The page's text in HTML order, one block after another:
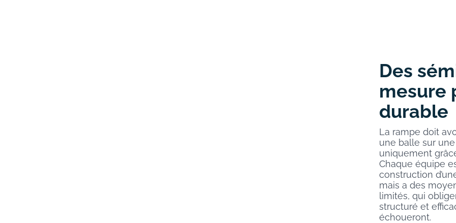
Des
mesure
durable
La rampe doit
une balle sur
uniquement
Chaque équipe
construction
mais a des
limités, qui
structuré et
échoueront.